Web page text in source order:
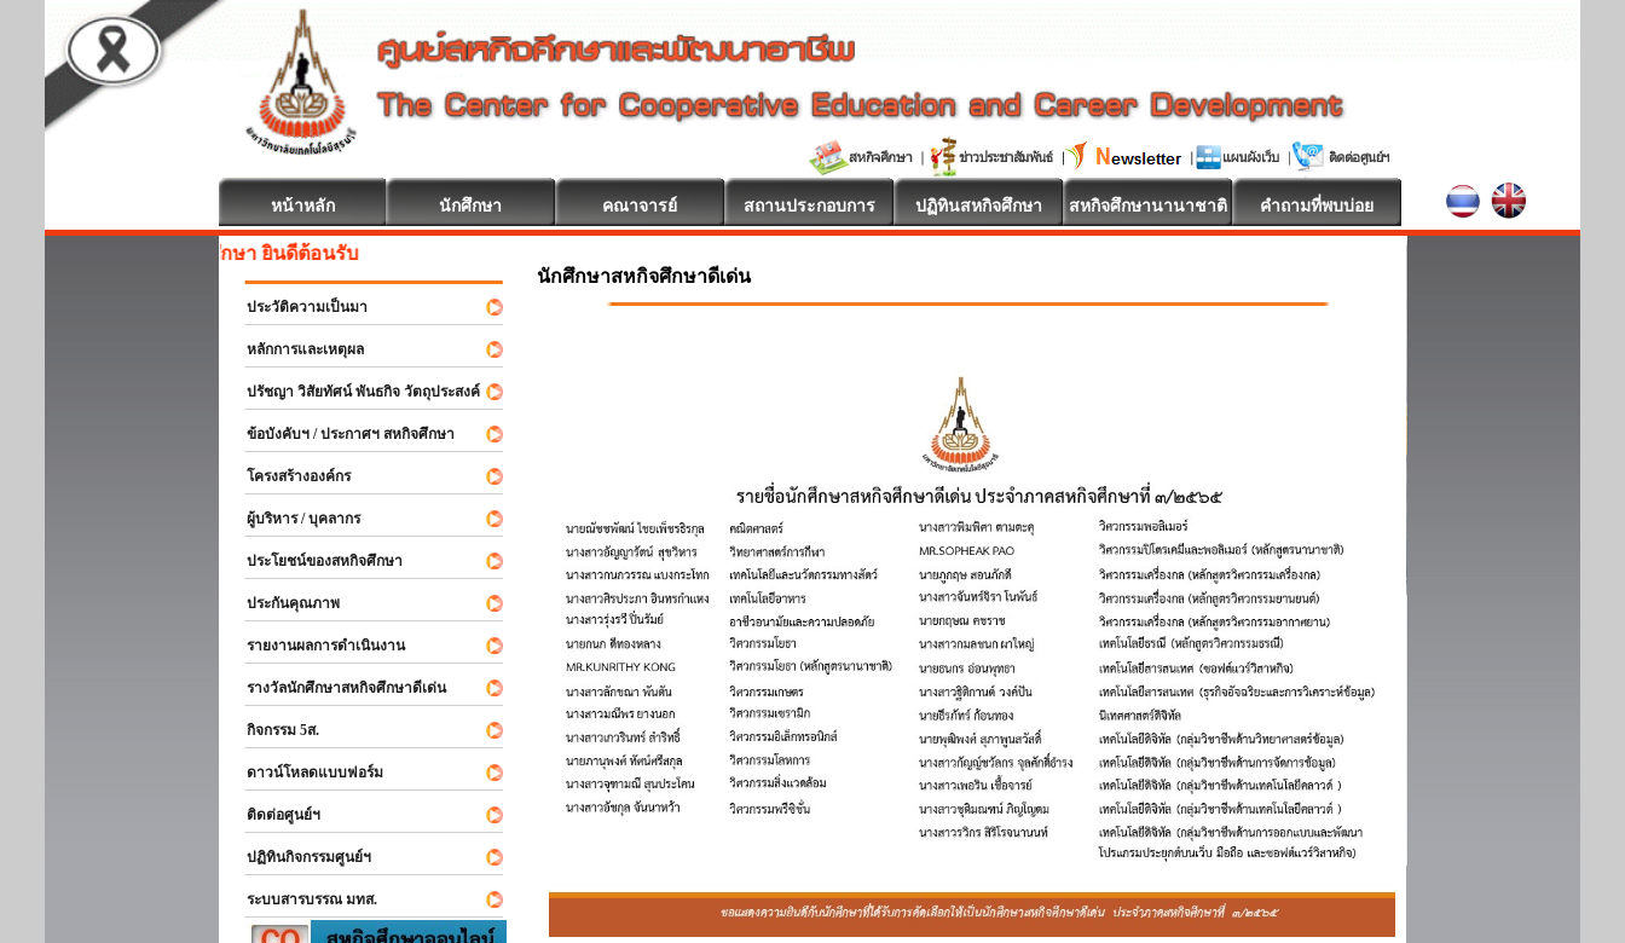
หน้าหลัก นักศึกษา คณาจารย์ สถานประกอบการ ปฏิทินสหกิจศึกษา สหกิจศึกษานานาชาติ คำถามที่พบบ่อย
สหกิจศึกษา ยินดีต้อนรับ
ประวัติความเป็นมา
หลักการและเหตุผล
ปรัชญา วิสัยทัศน์ พันธกิจ วัตถุประสงค์
ข้อบังคับฯ / ประกาศฯ สหกิจศึกษา
โครงสร้างองค์กร
ผู้บริหาร / บุคลากร
ประโยชน์ของสหกิจศึกษา
ประกันคุณภาพ
รายงานผลการดำเนินงาน
รางวัลนักศึกษาสหกิจศึกษาดีเด่น
กิจกรรม 5ส.
ดาวน์โหลดแบบฟอร์ม
ติดต่อศูนย์ฯ
ปฏิทินกิจกรรมศูนย์ฯ
ระบบสารบรรณ มทส.
นักศึกษาสหกิจศึกษาดีเด่น